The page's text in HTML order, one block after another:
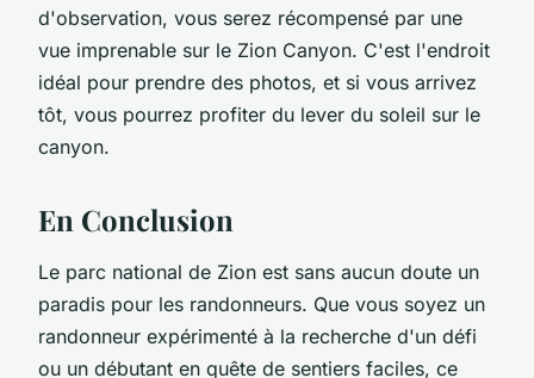
d'observation, vous serez récompensé par une
vue imprenable sur le Zion Canyon. C'est l'endroit
idéal pour prendre des photos, et si vous arrivez
tôt, vous pourrez profiter du lever du soleil sur le
canyon.
En Conclusion
Le parc national de Zion est sans aucun doute un
paradis pour les randonneurs. Que vous soyez un
randonneur expérimenté à la recherche d'un défi
ou un débutant en quête de sentiers faciles, ce